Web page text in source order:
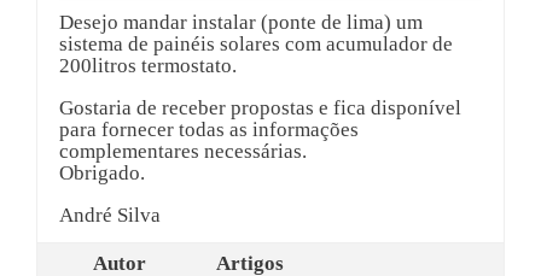
Desejo mandar instalar (ponte de lima) um
sistema de painéis solares com acumulador de
200litros termostato.
Gostaria de receber propostas e fica disponível
para fornecer todas as informações
complementares necessárias.
Obrigado.
André Silva
Autor Artigos